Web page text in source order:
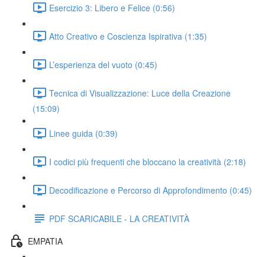
Esercizio 3: Libero e Felice (0:56)
Atto Creativo e Coscienza Ispirativa (1:35)
L’esperienza del vuoto (0:45)
Tecnica di Visualizzazione: Luce della Creazione
(15:09)
Linee guida (0:39)
I codici più frequenti che bloccano la creatività (2:18)
Decodificazione e Percorso di Approfondimento (0:45)
PDF SCARICABILE - LA CREATIVITÀ
EMPATIA